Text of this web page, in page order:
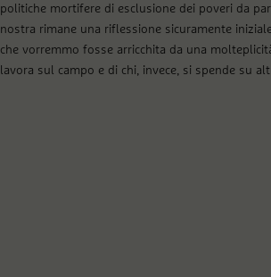
politiche mortifere di esclusione dei poveri da
nostra rimane una riflessione sicuramente
che vorremmo fosse arricchita da una
lavora sul campo e di chi, invece, si spende su